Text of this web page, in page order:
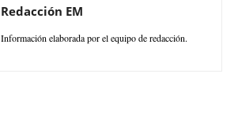
Redacción EM
Información elaborada por el equipo de redacción.